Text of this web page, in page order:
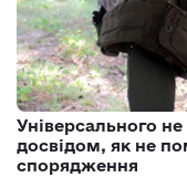
Універсального
досвідом, як не
спорядження